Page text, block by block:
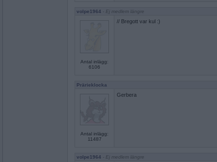
volpe1964 - Ej medlem längre
Antal inlägg:
6106
// Bregott var kul :)
Prärieklocka
Antal inlägg:
11487
Gerbera
volpe1964 - Ej medlem längre